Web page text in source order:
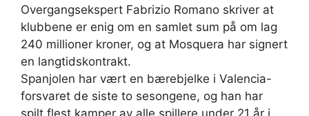
Overgangsekspert Fabrizio Romano skriver at
klubbene er enig om en samlet sum på om lag
240 millioner kroner, og at Mosquera har signert
en langtidskontrakt.
Spanjolen har vært en bærebjelke i Valencia-
forsvaret de siste to sesongene, og han har
spilt flest kamper av alle spillere under 21 år i